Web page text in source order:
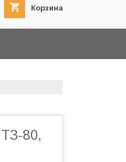
Корзина
80,